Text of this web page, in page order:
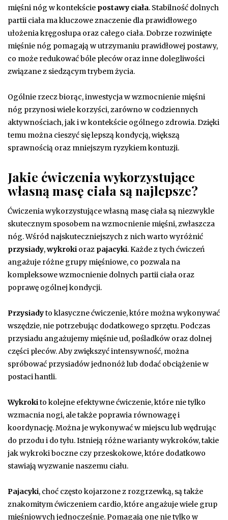
mięśni nóg w kontekście postawy ciała. Stabilność dolnych
partii ciała ma kluczowe znaczenie dla prawidłowego
ułożenia kręgosłupa oraz całego ciała. Dobrze rozwinięte
mięśnie nóg pomagają w utrzymaniu prawidłowej postawy,
co może redukować bóle pleców oraz inne dolegliwości
związane z siedzącym trybem życia.
Ogólnie rzecz biorąc, inwestycja w wzmocnienie mięśni
nóg przynosi wiele korzyści, zarówno w codziennych
aktywnościach, jak i w kontekście ogólnego zdrowia. Dzięki
temu można cieszyć się lepszą kondycją, większą
sprawnością oraz mniejszym ryzykiem kontuzji.
Jakie ćwiczenia wykorzystujące
własną masę ciała są najlepsze?
Ćwiczenia wykorzystujące własną masę ciała są niezwykle
skutecznym sposobem na wzmocnienie mięśni, zwłaszcza
nóg. Wśród najskuteczniejszych z nich warto wyróżnić
przysiady,wykroki oraz pajacyki. Każde z tych ćwiczeń
angażuje różne grupy mięśniowe, co pozwala na
kompleksowe wzmocnienie dolnych partii ciała oraz
poprawę ogólnej kondycji.
Przysiadyto klasyczne ćwiczenie, które można wykonywać
wszędzie, nie potrzebując dodatkowego sprzętu. Podczas
przysiadu angażujemy mięśnie ud, pośladków oraz dolnej
części pleców. Aby zwiększyć intensywność, można
spróbować przysiadów jednonóż lub dodać obciążenie w
postaci hantli.
Wykrokito kolejne efektywne ćwiczenie, które nie tylko
wzmacnia nogi, ale także poprawia równowagę i
koordynację. Można je wykonywać w miejscu lub wędrując
do przodu i do tyłu. Istnieją różne warianty wykroków, takie
jak wykroki boczne czy przeskokowe, które dodatkowo
stawiają wyzwanie naszemu ciału.
Pajacyki, choć często kojarzone z rozgrzewką, są także
znakomitym ćwiczeniem cardio, które angażuje wiele grup
mięśniowych jednocześnie. Pomagają one nie tylko w